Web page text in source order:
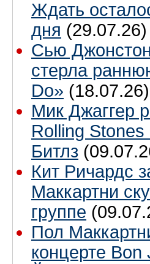
Ждать
дня (29.07.26)
Сью
стерла
Do» (18.07.26)
Мик Джаггер
Rolling Stones
Битлз
Кит Ричардс
Маккартни
группе
Пол
концерте